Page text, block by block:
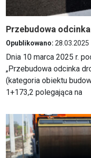
Przebudowa
Opublikowano: 28.03.2025
Dnia 10 marca 2025 r.
„Przebudowa odcinka
(kategoria obiektu
1+173,2 polegająca na